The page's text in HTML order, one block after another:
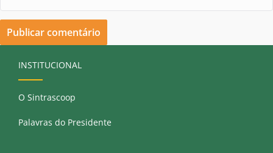
INSTITUCIONAL
O Sintrascoop
Palavras do Presidente